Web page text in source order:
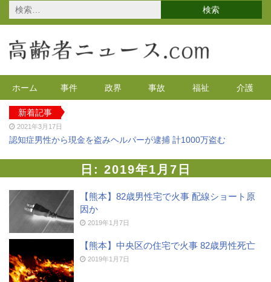
検
索:
ホーム 事件 政界 事故 福祉 介護
新着記事
2021年3月17日
認知症男性から現金を盗みヘルパーが逮捕 計1000万盗む
2020年の特殊詐欺が1万3千件 コロナで高齢者の被害が多発
有料老人ホームを活用で特養待機者を解消へ 江戸川区
2020年12月8日
90代母親と息子が自宅で血を流し死亡 無理心中か 兵庫
2020年12月2日
東京都 高齢者らを対象にGoToの自粛を呼びかけ
2021年4月12日
高齢者のワクチン接種始まる 今日から全国で開始
日: 2019年1月7日
【熊本】82歳男性宅で火事 配線ショート原
因か
2019年1月7日
【熊本】中央区の住宅で火事 82歳男性死亡
2019年1月7日